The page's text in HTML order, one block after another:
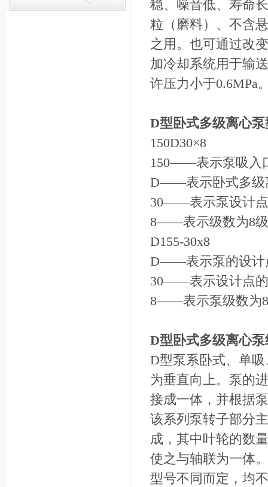
稳、噪音低、寿命
粒（磨料）、不含
之用。也可通过改
加冷却系统用于输
许压力小于0.6MPa
D型卧式多级离心
150D30×8
150——表示泵吸入
D——表示卧式多级
30——表示泵设计点
8——表示级数为8级
D155-30x8
D——表示泵的设计
30——表示设计点的
8——表示泵级数为
D型卧式多级离心
D型泵系卧式、单
为垂直向上。泵的
接成一体，并根据
该系列泵转子部分
成，其中叶轮的数
使之与轴联为一体
型号不同而定，均